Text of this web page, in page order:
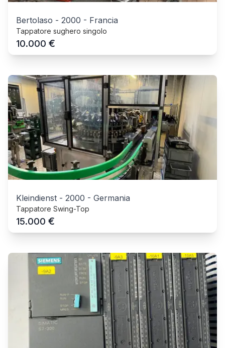
Bertolaso - 2000 - Francia
Tappatore sughero singolo
10.000 €
Kleindienst - 2000 - Germania
Tappatore Swing-Top
15.000 €